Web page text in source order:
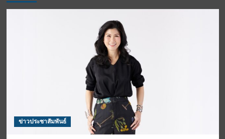
ข่าวประชาสัมพันธ์